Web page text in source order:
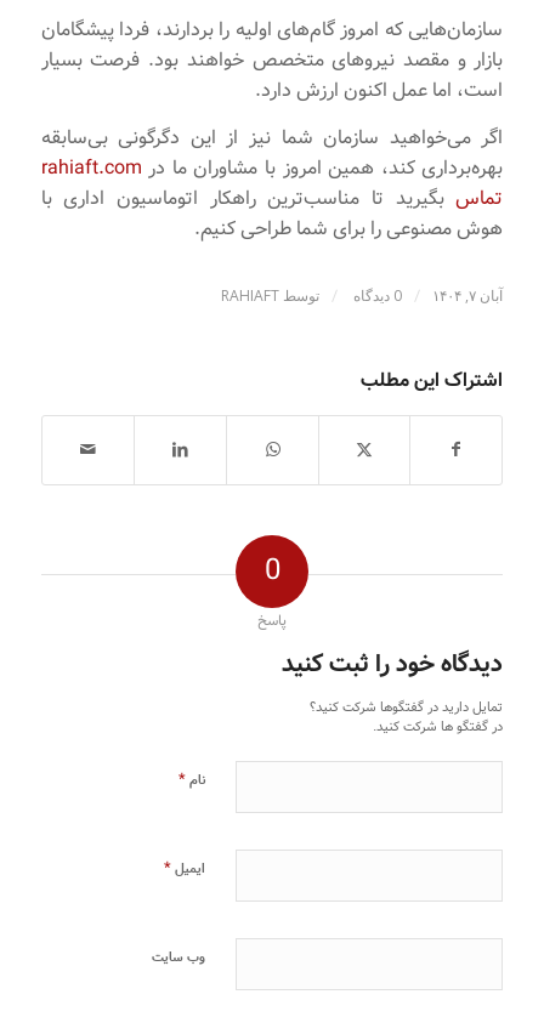
سازمان‌هایی که امروز گام‌های اولیه را بردارند، فردا پیشگامان
بازار و مقصد نیروهای متخصص خواهند بود. فرصت بسیار
است، اما عمل اکنون ارزش دارد.
اگر می‌خواهید سازمان شما نیز از این دگرگونی بی‌سابقه
بهره‌برداری کند، همین امروز با مشاوران ما در rahiaft.com
تماسبگیرید تا مناسب‌ترین راهکار اتوماسیون اداری با
هوش مصنوعی را برای شما طراحی کنیم.
آبان ۷, ۱۴۰۴ / 0 دیدگاه / توسط RAHIAFT
اشتراک این مطلب
0
پاسخ
دیدگاه خود را ثبت کنید
تمایل دارید در گفتگوها شرکت کنید؟
در گفتگو ها شرکت کنید.
نام*
ایمیل*
وب‌ سایت